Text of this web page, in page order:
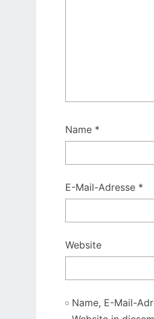
Name *
E-Mail-Adresse *
Website
Name, E-Mail-